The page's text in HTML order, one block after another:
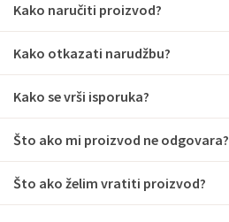
Kako naručiti proizvod?
Kako otkazati narudžbu?
Kako se vrši isporuka?
Što ako mi proizvod ne odgovara?
Što ako želim vratiti proizvod?